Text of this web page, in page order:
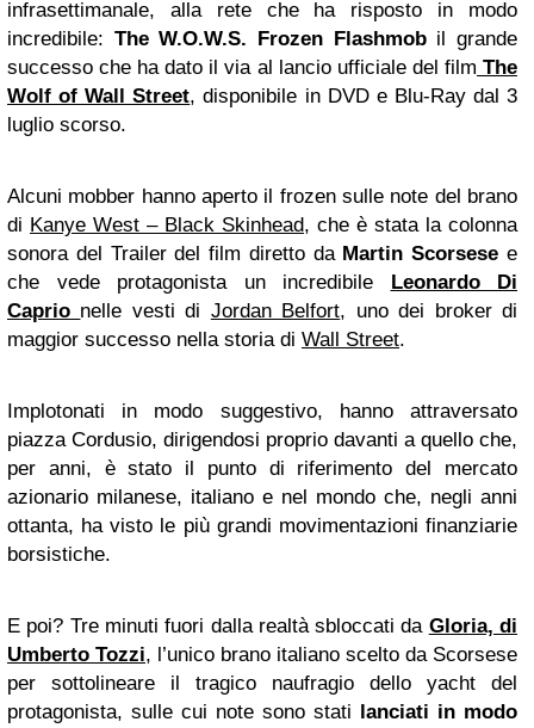
infrasettimanale, alla rete che ha risposto in modo
incredibile: The W.O.W.S. Frozen Flashmobil grande
successo che ha dato il via al lancio ufficiale del film The
Wolf of Wall Street, disponibile in DVD e Blu-Ray dal 3
luglio scorso.
Alcuni mobber hanno aperto il frozen sulle note del brano
di Kanye West – Black Skinhead, che è stata la colonna
sonora del Trailer del film diretto da Martin Scorsese e
che vede protagonista un incredibile Leonardo Di
Caprio nelle vesti di Jordan Belfort, uno dei broker di
maggior successo nella storia di Wall Street.
Implotonati in modo suggestivo, hanno attraversato
piazza Cordusio, dirigendosi proprio davanti a quello che,
per anni, è stato il punto di riferimento del mercato
azionario milanese, italiano e nel mondo che, negli anni
ottanta, ha visto le più grandi movimentazioni finanziarie
borsistiche.
E poi? Tre minuti fuori dalla realtà sbloccati da Gloria, di
Umberto Tozzi, l’unico brano italiano scelto da Scorsese
per sottolineare il tragico naufragio dello yacht del
protagonista, sulle cui note sono stati lanciati in modo